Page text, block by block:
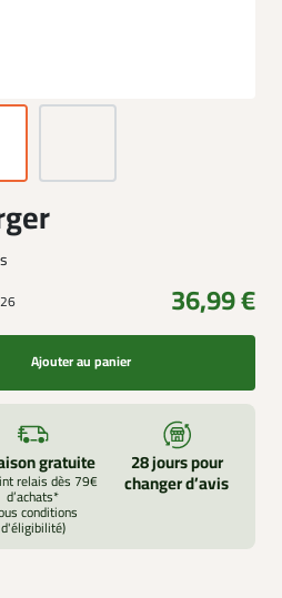
36,99 €
Ajouter au panier
gratuite
relais dès 79€
d’achats*
conditions
d'éligibilité)
28 jours pour
changer d’avis